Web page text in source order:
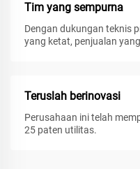
Tim yang sempurna
Dengan dukungan teknis
yang ketat, penjualan
Teruslah berinovasi
Perusahaan ini telah
25 paten utilitas.